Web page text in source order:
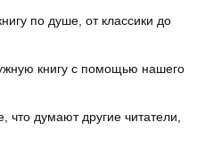
по душе, от классики до
книгу с помощью нашего
думают другие читатели,